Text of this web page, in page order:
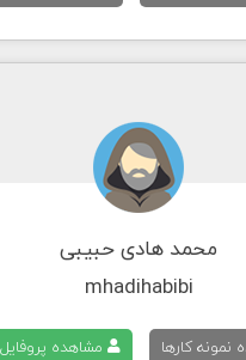
محمد هادی حبیبی
mhadihabibi
نمونه کارها مشاهده پروفایل